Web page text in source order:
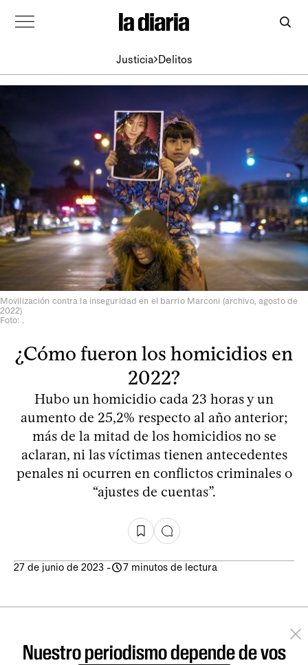
Justicia Delitos
Movilización contra la inseguridad en el barrio Marconi (archivo, agosto de
2022)
Foto: .
¿Cómo fueron los homicidios en
2022?
Hubo un homicidio cada 23 horas y un
aumento de 25,2% respecto al año anterior;
más de la mitad de los homicidios no se
aclaran, ni las víctimas tienen antecedentes
penales ni ocurren en conflictos criminales o
“ajustes de cuentas”.
27 de junio de 2023 - 7 minutos de lectura
Nuestro periodismo depende de vos